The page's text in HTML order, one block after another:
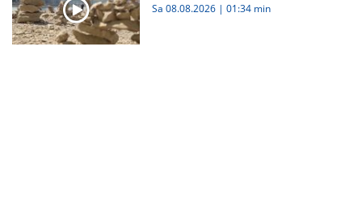
Sa 08.08.2026 | 01:34 min